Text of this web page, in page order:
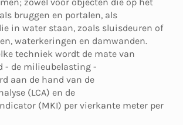
bruggen en portalen, als
in water staan, zoals sluisdeuren of
waterkeringen en damwanden.
techniek wordt de mate van
- de milieubelasting -
aan de hand van de
(LCA) en de
(MKI) per vierkante meter per